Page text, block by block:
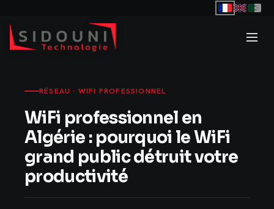
RÉSEAU · WIFI PROFESSIONNEL
WiFi professionnel en
Algérie : pourquoi le WiFi
grand public détruit votre
productivité